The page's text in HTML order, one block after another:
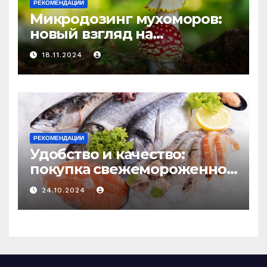
РЕКОМЕНДАЦИИ
Микродозинг мухоморов:
новый взгляд на
психоделику
18.11.2024
РЕКОМЕНДАЦИИ
Удобство и качество:
покупка свежемороженной
рыбы онлайн
24.10.2024